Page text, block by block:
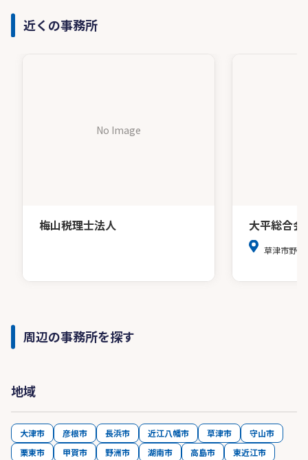
近くの事務所
No Image
梅山税理士法人 大平総合会
草津市野路
周辺の事務所を探す
地域
大津市 彦根市 長浜市 近江八幡市 草津市
守山市
栗東市
甲賀市 野洲市 湖南市 高島市
東近江市